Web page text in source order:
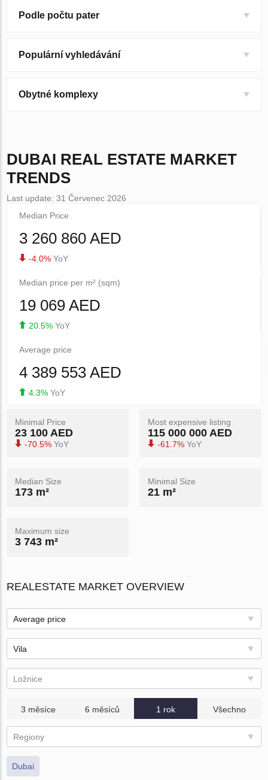
Podle počtu pater
Populární vyhledávání
Obytné komplexy
DUBAI REAL ESTATE MARKET
TRENDS
Last update: 31 Červenec 2026
Median Price
3 260 860 AED
-4.0% YoY
Median price per m² (sqm)
19 069 AED
20.5% YoY
Average price
4 389 553 AED
4.3% YoY
Minimal Price
23 100 AED
-70.5% YoY
Most expensive listing
115 000 000 AED
-61.7% YoY
Median Size
173 m²
Minimal Size
21 m²
Maximum size
3 743 m²
REALESTATE MARKET OVERVIEW
Average price
Vila
Ložnice
3 měsíce 6 měsíců 1 rok Všechno
Regiony
Dubai